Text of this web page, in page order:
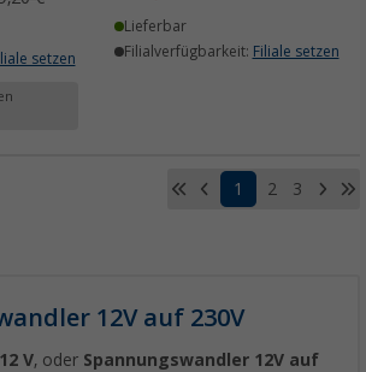
setzen
Lieferbar
Filialverfügbarkeit: Filiale setzen
1 2 3
12V auf 230V
V, oder Spannungswandler 12V auf